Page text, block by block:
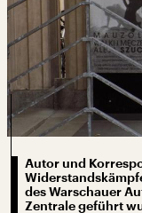
Autor und
des Warschauer
Zentrale geführt